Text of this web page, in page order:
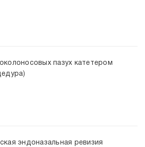
пазух катетером
эндоназальная ревизия